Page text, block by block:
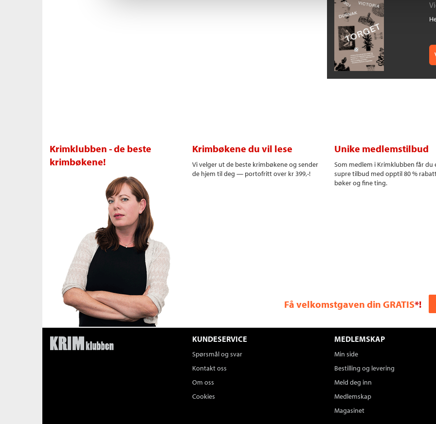
Krimklubben - de beste
krimbøkene!
Krimbøkene du vil lese
Vi velger ut de beste krimbøkene og sender
de hjem til deg — portofritt over kr 399,-!
Unike medlemstilbud
Som medlem i Krimklubben får du
supre tilbud med opptil 80 %
bøker og fine ting.
Få velkomstgaven din GRATIS*!
KUNDESERVICE
Spørsmål og svar
Kontakt oss
Om oss
Cookies
MEDLEMSKAP
Min side
Bestilling og levering
Meld deg inn
Medlemskap
Magasinet